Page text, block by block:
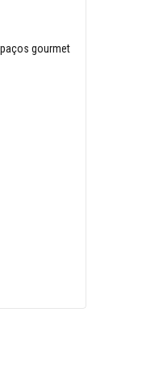
gourmet